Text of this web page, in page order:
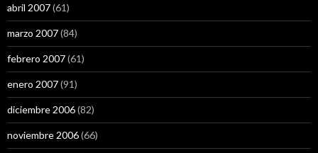
abril 2007(61)
marzo 2007(84)
febrero 2007(61)
enero 2007(91)
diciembre 2006(82)
noviembre 2006(66)